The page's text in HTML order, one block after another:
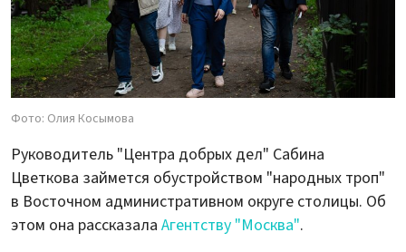
Фото: Олия Косымова
Руководитель "Центра добрых дел" Сабина
Цветкова займется обустройством "народных троп"
в Восточном административном округе столицы. Об
этом она рассказала Агентству "Москва".